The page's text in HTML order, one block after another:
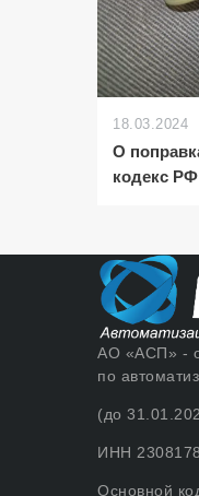
18.03.2024
О
кодекс
АО «АСП» -
по
(до
ИНН
Основной